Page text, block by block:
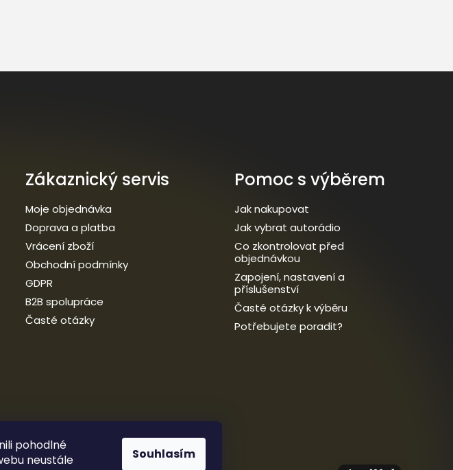
pohodlné
neustále
Souhlasím
Zákaznický servis
Moje objednávka
Doprava a platba
Vrácení zboží
Obchodní podmínky
GDPR
B2B spolupráce
Časté otázky
Pomoc s výběrem
Jak nakupovat
Jak vybrat autorádio
Co zkontrolovat před
objednávkou
Zapojení, nastavení a
příslušenství
Časté otázky k výběru
Potřebujete poradit?